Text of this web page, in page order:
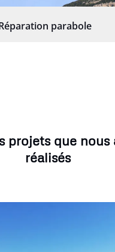
parabole
projets que nous
réalisés